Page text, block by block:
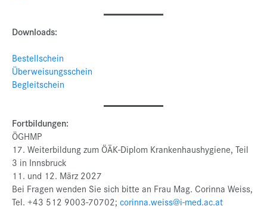
Downloads:
Bestellschein
Überweisungsschein
Begleitschein
Fortbildungen:
ÖGHMP
17. Weiterbildung zum ÖÄK-Diplom Krankenhaushygiene, Teil
3 in Innsbruck
11. und 12. März 2027
Bei Fragen wenden Sie sich bitte an Frau Mag. Corinna Weiss,
Tel. +43 512 9003-70702; corinna.weiss@i-med.ac.at